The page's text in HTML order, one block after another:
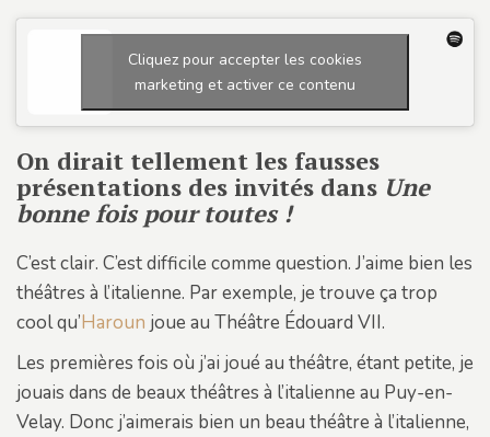
Cliquez pour accepter les cookies
marketing et activer ce contenu
On dirait tellement les fausses
présentations des invités dans Une
bonne fois pour toutes !
C’est clair. C’est difficile comme question. J’aime bien les
théâtres à l’italienne. Par exemple, je trouve ça trop
cool qu’Haroun joue au Théâtre Édouard VII.
Les premières fois où j’ai joué au théâtre, étant petite, je
jouais dans de beaux théâtres à l’italienne au Puy-en-
Velay. Donc j’aimerais bien un beau théâtre à l’italienne,